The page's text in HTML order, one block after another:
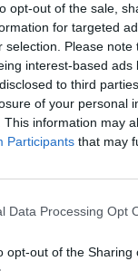
opt-out of the sale,
for targeted
selection. Please
interest-based
to third
of your personal
This information may
Participants that may
Data Processing Opt
opt-out of the Sharing
653. tétel:
Plakettek.
Vegyes anyag,
Plakettek. Vegyes
Aukció:118. Mike